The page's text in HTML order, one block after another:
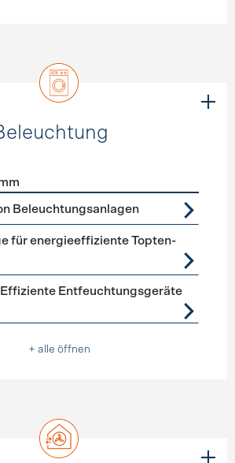
Geräte, Beleuchtung
Beleuchtungsanlagen
für energieeffiziente Topten-
Entfeuchtungsgeräte
+ alle öffnen